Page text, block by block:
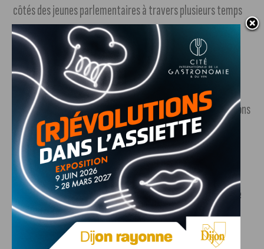
côtés des jeunes parlementaires à travers plusieurs temps
forts :
Témoignages et expertises :Des experts
reconnus partageront leur état des lieux des
ressources actuelles et proposeront des solutions
concrètes pour le futur.
Tables rondes nationales :Scientifiques,
décideurs institutionnels et professionnels de
l’énergie débattront ensemble des politiques de
continuité écologique.
Focus sur la Métropole de Dijon :
Un temps